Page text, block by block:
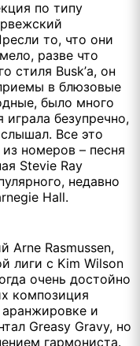
по типу
то, что они
разве что
стиля Busk’а, он
в блюзовые
было много
безупречно,
Все это
номеров – песня
Stevie Ray
недавно
Hall.
Arne Rasmussen,
лиги с Kim Wilson
очень достойно
композиция
и
Greasy Gravy, но
гармониста.